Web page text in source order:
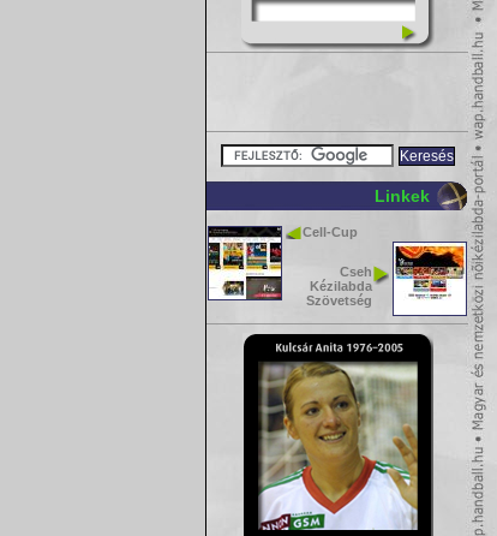
Linkek
Cell-Cup
Cseh
Kézilabda
Szövetség